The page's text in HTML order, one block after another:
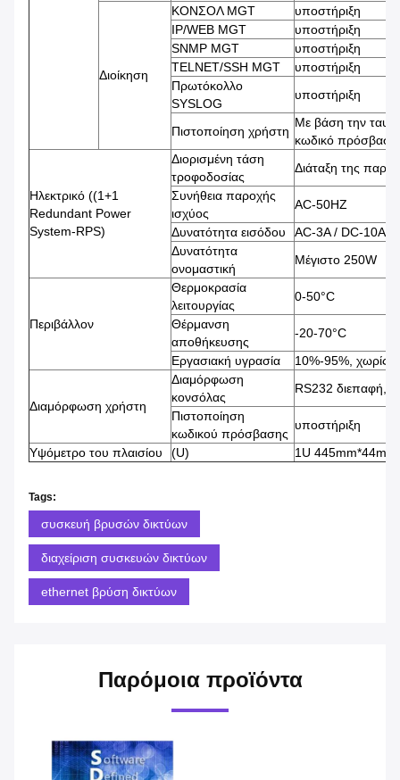
Διοίκηση
ΚΟΝΣΟΛ MGT
υποστήριξη
IP/WEB MGT
υποστήριξη
SNMP MGT
υποστήριξη
TELNET/SSH MGT
υποστήριξη
Πρωτόκολλο
SYSLOG
υποστήριξη
Πιστοποίηση χρήστη
Με βάση την
κωδικό
Ηλεκτρικό ((1+1
Redundant Power
System-RPS)
Διορισμένη τάση
τροφοδοσίας
Διάταξη της
Συνήθεια παροχής
ισχύος
AC-50HZ
Δυνατότητα εισόδου
AC-3A / DC-10A
Δυνατότητα
ονομαστική
Μέγιστο 250W
Περιβάλλον
Θερμοκρασία
λειτουργίας
0-50°C
Θέρμανση
αποθήκευσης
-20-70°C
Εργασιακή υγρασία
10%-95%, χωρίς
Διαμόρφωση χρήστη
Διαμόρφωση
κονσόλας
RS232 διεπαφή,
Πιστοποίηση
κωδικού πρόσβασης
υποστήριξη
Υψόμετρο του πλαισίου
(U) 1U
Tags:
συσκευή βρυσών δικτύων
διαχείριση συσκευών δικτύων
ethernet βρύση δικτύων
Παρόμοια προϊόντα